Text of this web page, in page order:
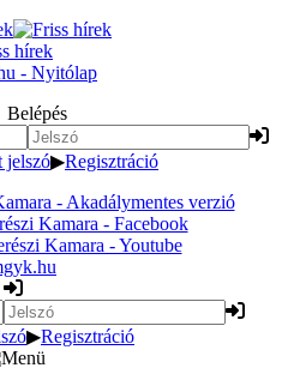
hírek
Belépés
jelszó▶Regisztráció
▶Regisztráció